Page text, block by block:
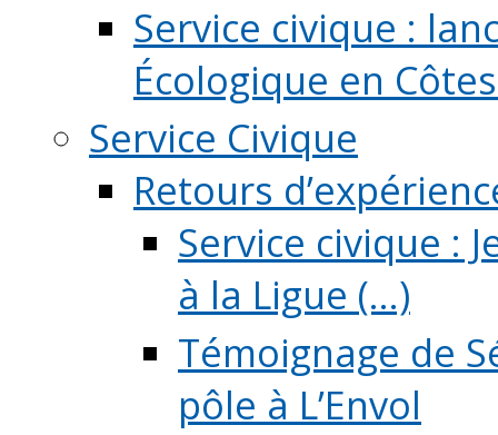
Service civique :
Écologique en
Service Civique
Retours
Service civique :
à la Ligue (...)
Témoignage de
pôle à L’Envol